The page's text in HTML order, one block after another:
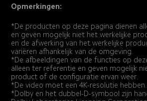
Opmerkingen:
*De producten op deze pagina dienen
en geven mogelijk niet het werkelijke
en de afwerking van het werkelijke
variëren afhankelijk van de omgeving.
*De afbeeldingen van de functies op
alleen ter referentie en geven mogelijk
product of de configuratie ervan weer.
*De video moet een 4K-resolutie hebben.
*Dolby en het dubbel-D-symbool zijn